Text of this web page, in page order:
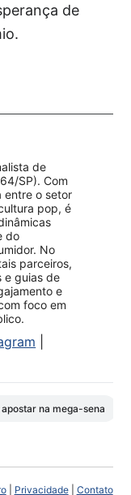
de
de
SP). Com
entre o setor
pop, é
do
No
parceiros,
e guias de
e
foco em
na mega-sena
| Privacidade| Contato